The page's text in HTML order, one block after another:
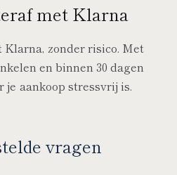
met Klarna
zonder risico. Met
en binnen 30 dagen
je aankoop stressvrij is.
vragen